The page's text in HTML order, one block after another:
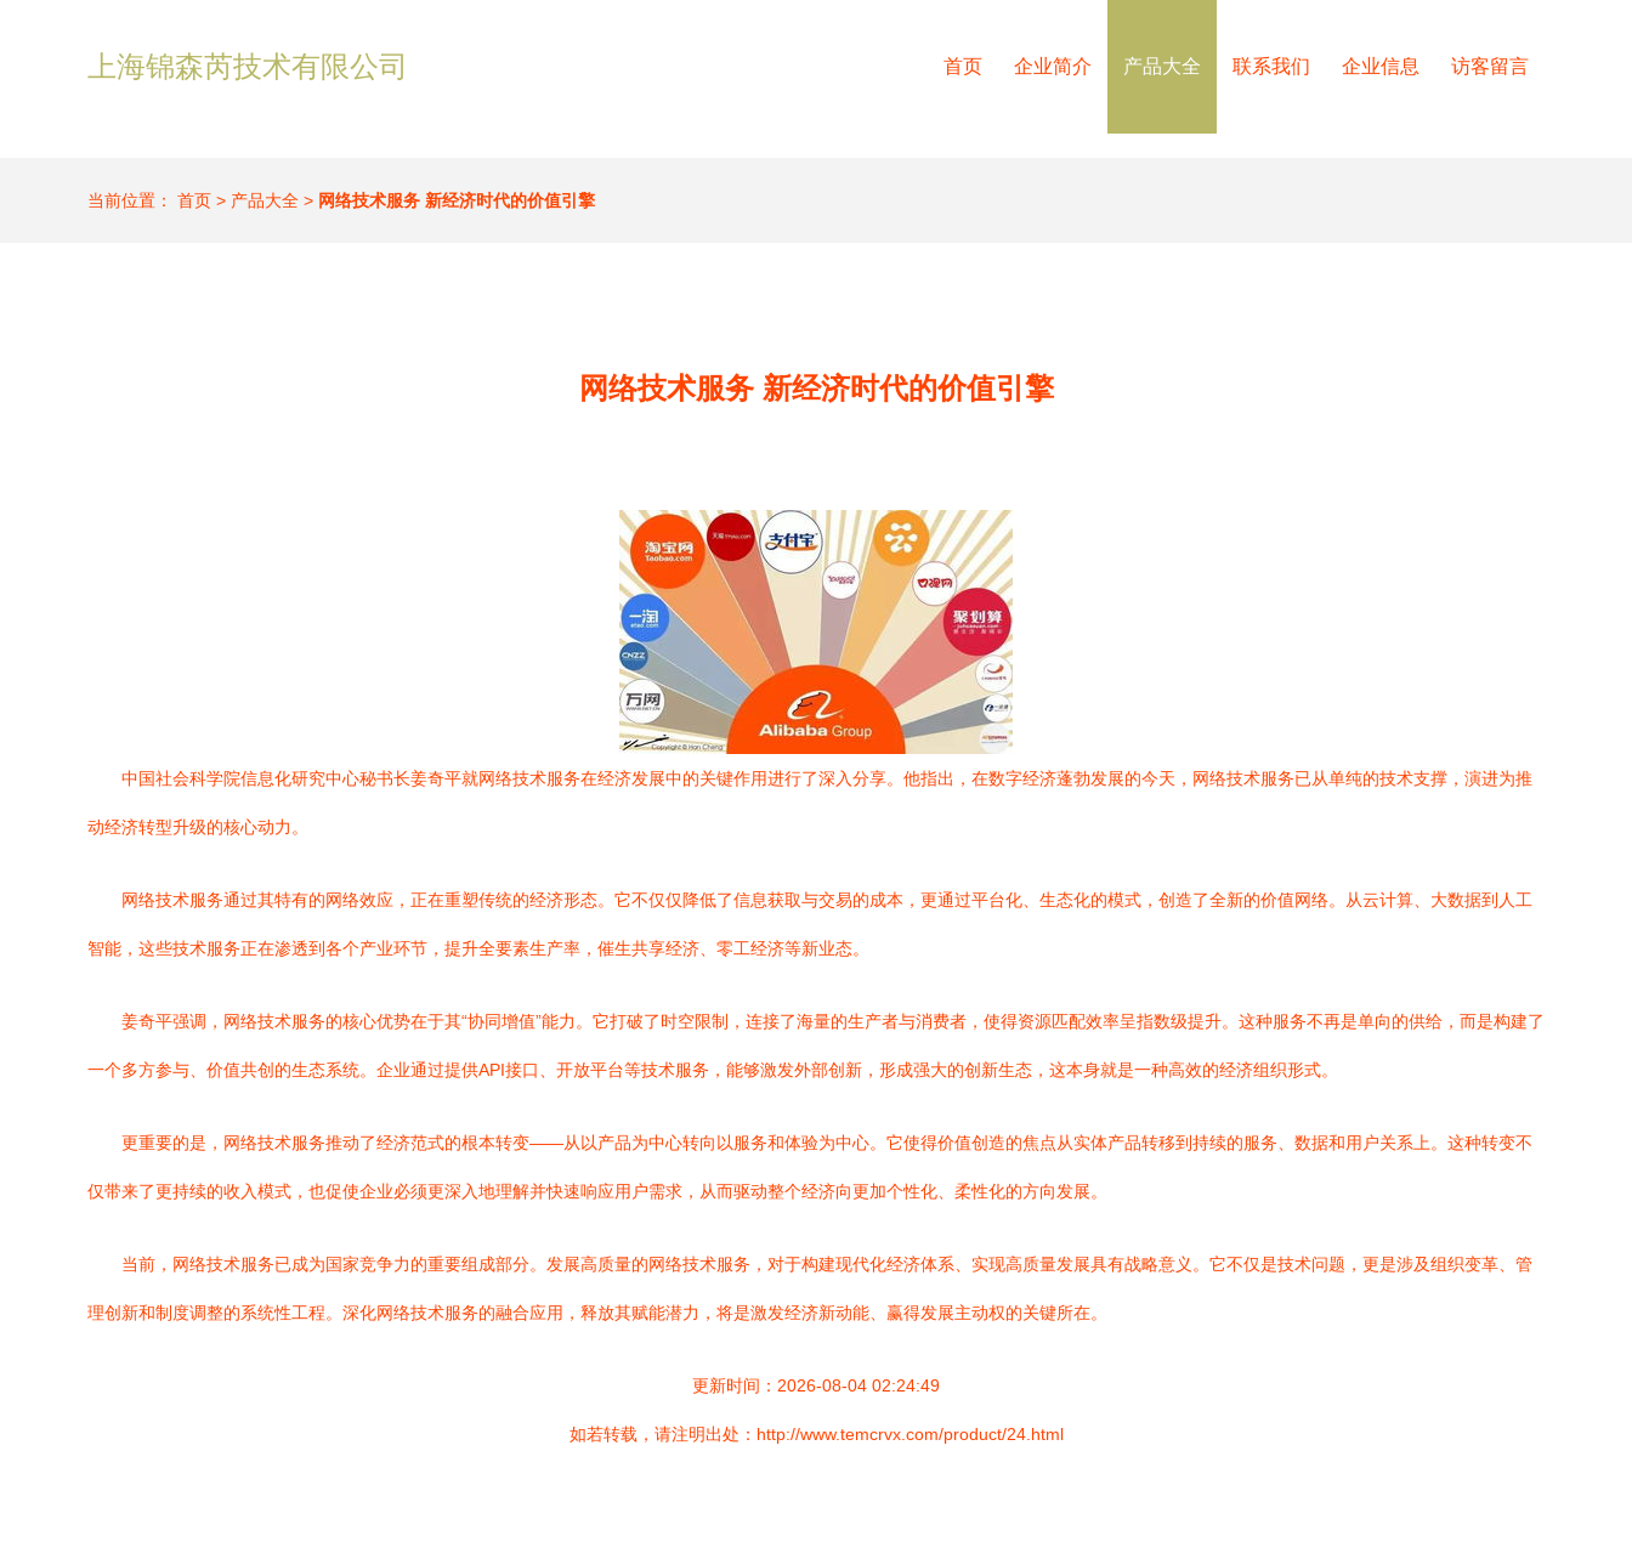
上海锦森芮技术有限公司 首页 企业简介 产品大全 联系我们 企业信息 访客留言
当前位置： 首页 > 产品大全 > 网络技术服务 新经济时代的价值引擎
网络技术服务 新经济时代的价值引擎
中国社会科学院信息化研究中心秘书长姜奇平就网络技术服务在经济发展中的关键作用进行了深入分享。他指出，在数字经济蓬勃发展的今天，网络技术服务已从单纯的技术支撑，演进为推
动经济转型升级的核心动力。
网络技术服务通过其特有的网络效应，正在重塑传统的经济形态。它不仅仅降低了信息获取与交易的成本，更通过平台化、生态化的模式，创造了全新的价值网络。从云计算、大数据到人工
智能，这些技术服务正在渗透到各个产业环节，提升全要素生产率，催生共享经济、零工经济等新业态。
姜奇平强调，网络技术服务的核心优势在于其“协同增值”能力。它打破了时空限制，连接了海量的生产者与消费者，使得资源匹配效率呈指数级提升。这种服务不再是单向的供给，而是构建了
一个多方参与、价值共创的生态系统。企业通过提供API接口、开放平台等技术服务，能够激发外部创新，形成强大的创新生态，这本身就是一种高效的经济组织形式。
更重要的是，网络技术服务推动了经济范式的根本转变——从以产品为中心转向以服务和体验为中心。它使得价值创造的焦点从实体产品转移到持续的服务、数据和用户关系上。这种转变不
仅带来了更持续的收入模式，也促使企业必须更深入地理解并快速响应用户需求，从而驱动整个经济向更加个性化、柔性化的方向发展。
当前，网络技术服务已成为国家竞争力的重要组成部分。发展高质量的网络技术服务，对于构建现代化经济体系、实现高质量发展具有战略意义。它不仅是技术问题，更是涉及组织变革、管
理创新和制度调整的系统性工程。深化网络技术服务的融合应用，释放其赋能潜力，将是激发经济新动能、赢得发展主动权的关键所在。
更新时间：2026-08-04 02:24:49
如若转载，请注明出处：http://www.temcrvx.com/product/24.html